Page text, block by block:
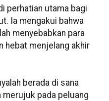
perhatian utama bagi
Ia mengakui bahwa
menyebabkan para
hebat menjelang akhir
berada di sana
merujuk pada peluang